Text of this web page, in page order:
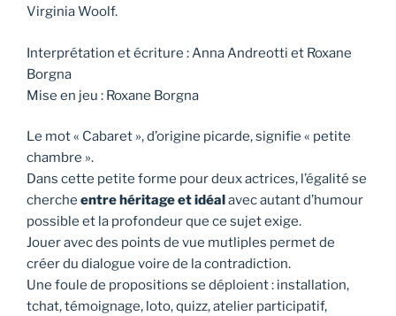
Virginia Woolf.
Interprétation et écriture : Anna Andreotti et Roxane
Borgna
Mise en jeu : Roxane Borgna
Le mot « Cabaret », d’origine picarde, signifie « petite
chambre ».
Dans cette petite forme pour deux actrices, l’égalité se
cherche entre héritage et idéal avec autant d’humour
possible et la profondeur que ce sujet exige.
Jouer avec des points de vue mutliples permet de
créer du dialogue voire de la contradiction.
Une foule de propositions se déploient : installation,
tchat, témoignage, loto, quizz, atelier participatif,